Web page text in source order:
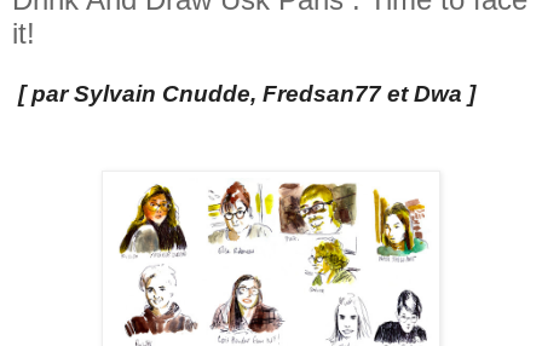
it!
[ par Sylvain Cnudde, Fredsan77 et Dwa ]